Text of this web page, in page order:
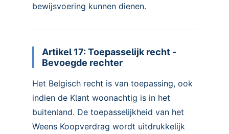
bewijsvoering kunnen dienen.
Artikel 17: Toepasselijk recht -
Bevoegde rechter
Het Belgisch recht is van toepassing, ook
indien de Klant woonachtig is in het
buitenland. De toepasselijkheid van het
Weens Koopverdrag wordt uitdrukkelijk